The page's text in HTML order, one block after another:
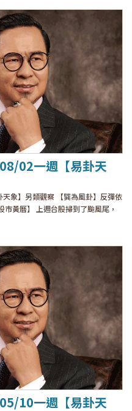
02一週【易卦天
象】另類觀察 【巽為風卦】反彈依
黃曆】 上週台股掃到了颱風尾，
10一週【易卦天